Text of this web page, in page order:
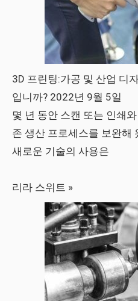
3D 프린팅:가공 및 산업 디
입니까? 2022년 9월 5일
몇 년 동안 스캔 또는 인쇄
존 생산 프로세스를 보완해
새로운 기술의 사용은
리라 스위트 »